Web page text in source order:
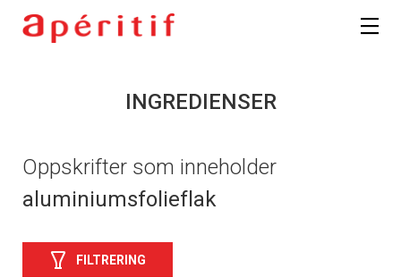
INGREDIENSER
Oppskrifter som inneholder
aluminiumsfolieflak
FILTRERING